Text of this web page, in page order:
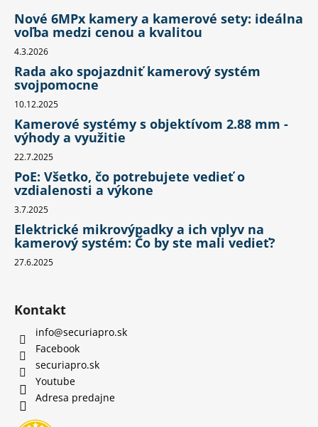
Nové 6MPx kamery a kamerové sety: ideálna
voľba medzi cenou a kvalitou
4.3.2026
Rada ako spojazdniť kamerový systém
svojpomocne
10.12.2025
Kamerové systémy s objektívom 2.88 mm -
výhody a využitie
22.7.2025
PoE: Všetko, čo potrebujete vedieť o
vzdialenosti a výkone
3.7.2025
Elektrické mikrovýpadky a ich vplyv na
kamerový systém: Čo by ste mali vedieť?
27.6.2025
Kontakt
info@securiapro.sk
Facebook
securiapro.sk
Youtube
Adresa predajne